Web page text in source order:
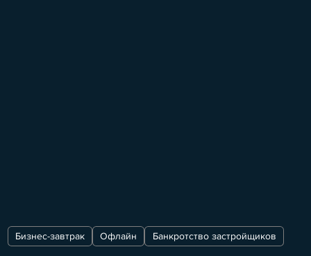
Бизнес-завтрак Офлайн Банкротство застройщиков